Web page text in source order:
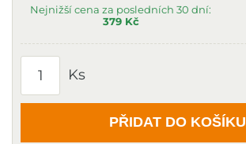
Nejnižší cena za posledních 30 dní:
379 Kč
Ks
PŘIDAT DO KOŠÍKU